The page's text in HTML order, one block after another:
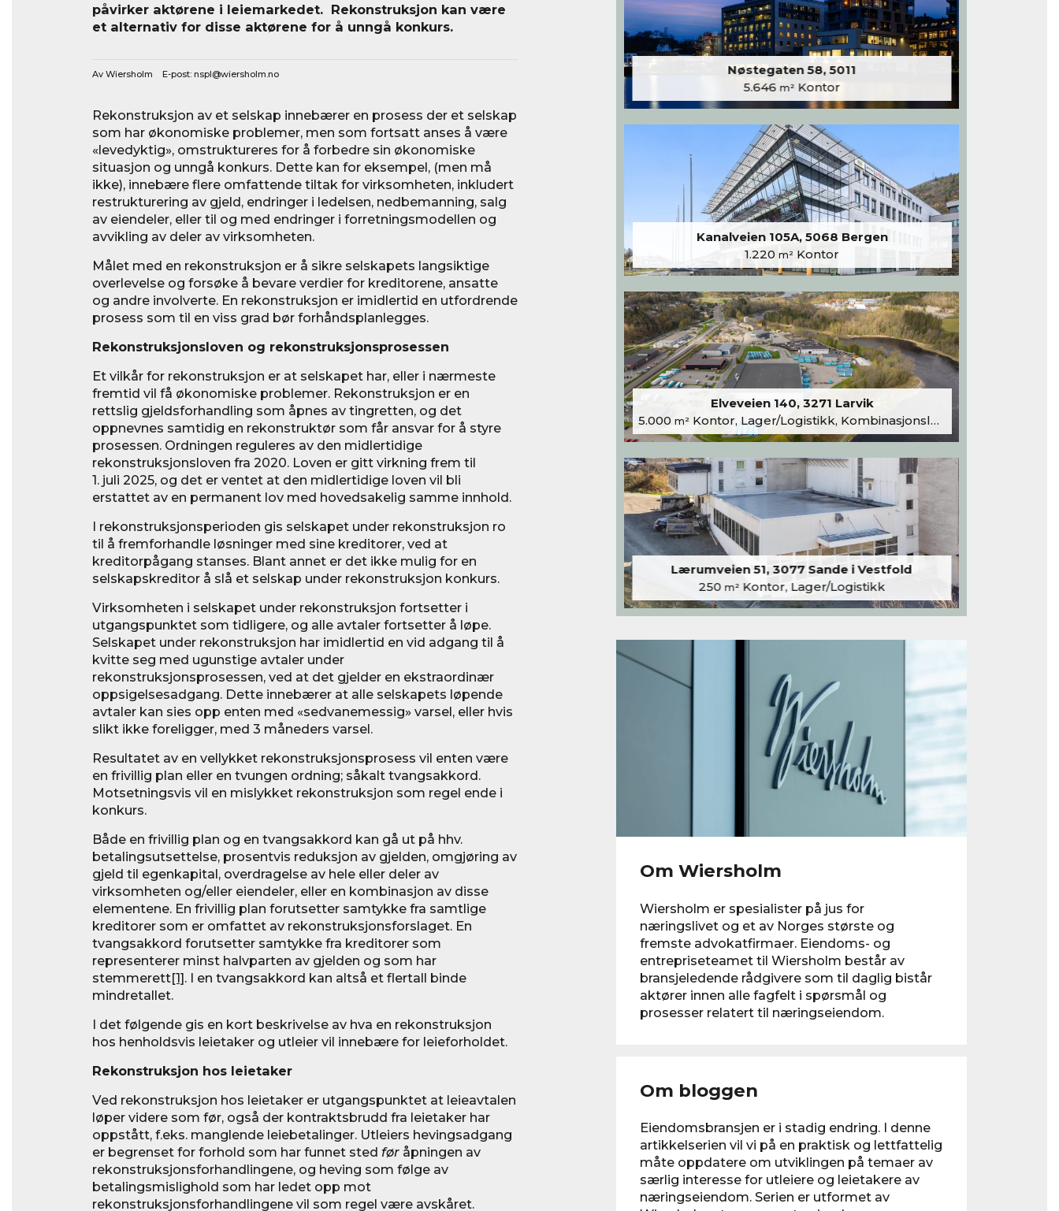
påvirker aktørene i leiemarkedet. Rekonstruksjon kan være
et alternativ for disse aktørene for å unngå konkurs.
Av Wiersholm E-post: nspl@wiersholm.no
Rekonstruksjon av et selskap innebærer en prosess der et selskap
som har økonomiske problemer, men som fortsatt anses å være
«levedyktig», omstruktureres for å forbedre sin økonomiske
situasjon og unngå konkurs. Dette kan for eksempel, (men må
ikke), innebære flere omfattende tiltak for virksomheten, inkludert
restrukturering av gjeld, endringer i ledelsen, nedbemanning, salg
av eiendeler, eller til og med endringer i forretningsmodellen og
avvikling av deler av virksomheten.
Målet med en rekonstruksjon er å sikre selskapets langsiktige
overlevelse og forsøke å bevare verdier for kreditorene, ansatte
og andre involverte. En rekonstruksjon er imidlertid en utfordrende
prosess som til en viss grad bør forhåndsplanlegges.
Rekonstruksjonsloven og rekonstruksjonsprosessen
Et vilkår for rekonstruksjon er at selskapet har, eller i nærmeste
fremtid vil få økonomiske problemer. Rekonstruksjon er en
rettslig gjeldsforhandling som åpnes av tingretten, og det
oppnevnes samtidig en rekonstruktør som får ansvar for å styre
prosessen. Ordningen reguleres av den midlertidige
rekonstruksjonsloven fra 2020. Loven er gitt virkning frem til
1. juli 2025, og det er ventet at den midlertidige loven vil bli
erstattet av en permanent lov med hovedsakelig samme innhold.
I rekonstruksjonsperioden gis selskapet under rekonstruksjon ro
til å fremforhandle løsninger med sine kreditorer, ved at
kreditorpågang stanses. Blant annet er det ikke mulig for en
selskapskreditor å slå et selskap under rekonstruksjon konkurs.
Virksomheten i selskapet under rekonstruksjon fortsetter i
utgangspunktet som tidligere, og alle avtaler fortsetter å løpe.
Selskapet under rekonstruksjon har imidlertid en vid adgang til å
kvitte seg med ugunstige avtaler under
rekonstruksjonsprosessen, ved at det gjelder en ekstraordinær
oppsigelsesadgang. Dette innebærer at alle selskapets løpende
avtaler kan sies opp enten med «sedvanemessig» varsel, eller hvis
slikt ikke foreligger, med 3 måneders varsel.
Resultatet av en vellykket rekonstruksjonsprosess vil enten være
en frivillig plan eller en tvungen ordning; såkalt tvangsakkord.
Motsetningsvis vil en mislykket rekonstruksjon som regel ende i
konkurs.
Både en frivillig plan og en tvangsakkord kan gå ut på hhv.
betalingsutsettelse, prosentvis reduksjon av gjelden, omgjøring av
gjeld til egenkapital, overdragelse av hele eller deler av
virksomheten og/eller eiendeler, eller en kombinasjon av disse
elementene. En frivillig plan forutsetter samtykke fra samtlige
kreditorer som er omfattet av rekonstruksjonsforslaget. En
tvangsakkord forutsetter samtykke fra kreditorer som
representerer minst halvparten av gjelden og som har
stemmerett[1]. I en tvangsakkord kan altså et flertall binde
mindretallet.
I det følgende gis en kort beskrivelse av hva en rekonstruksjon
hos henholdsvis leietaker og utleier vil innebære for leieforholdet.
Rekonstruksjon hos leietaker
Ved rekonstruksjon hos leietaker er utgangspunktet at leieavtalen
løper videre som før, også der kontraktsbrudd fra leietaker har
oppstått, f.eks. manglende leiebetalinger. Utleiers hevingsadgang
er begrenset for forhold som har funnet sted før åpningen av
rekonstruksjonsforhandlingene, og heving som følge av
betalingsmislighold som har ledet opp mot
rekonstruksjonsforhandlingene vil som regel være avskåret.
Nøstegaten 58, 5011
5.646 m² Kontor
Kanalveien 105A, 5068 Bergen
1.220 m²Kontor
Elveveien 140, 3271 Larvik
5.000 m²Kontor, Lager/Logistikk, Kombinasjonslokaler
Lærumveien 51, 3077 Sande i Vestfold
250 m² Kontor, Lager/Logistikk
Om Wiersholm
Wiersholm er spesialister på jus for
næringslivet og et av Norges største og
fremste advokatfirmaer. Eiendoms- og
entrepriseteamet til Wiersholm består av
bransjeledende rådgivere som til daglig bistår
aktører innen alle fagfelt i spørsmål og
prosesser relatert til næringseiendom.
Om bloggen
Eiendomsbransjen er i stadig endring. I denne
artikkelserien vil vi på en praktisk og lettfattelig
måte oppdatere om utviklingen på temaer av
særlig interesse for utleiere og leietakere av
næringseiendom. Serien er utformet av